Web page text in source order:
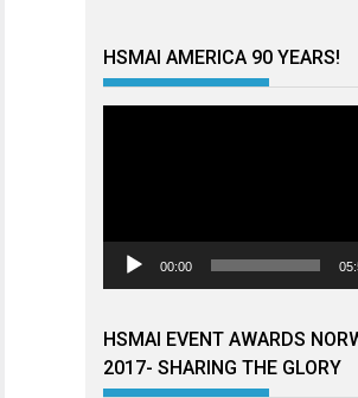
HSMAI AMERICA 90 YEARS!
00:00
HSMAI EVENT AWARDS
2017- SHARING THE GLORY